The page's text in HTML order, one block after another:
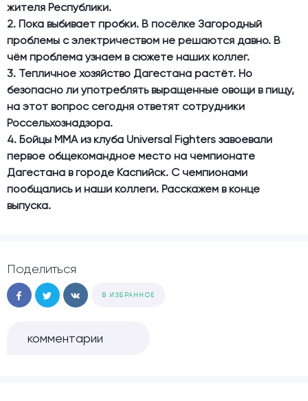
жителя Республики.
2. Пока выбивает пробки. В посёлке Загородный
проблемы с электричеством не решаются давно. В
чём проблема узнаем в сюжете наших коллег.
3. Тепличное хозяйство Дагестана растёт. Но
безопасно ли употреблять выращенные овощи в пищу,
на этот вопрос сегодня ответят сотрудники
Россельхознадзора.
4. Бойцы ММА из клуба Universal Fighters завоевали
первое общекомандное место на чемпионате
Дагестана в городе Каспийск. С чемпионами
пообщались и наши коллеги. Расскажем в конце
выпуска.
Поделиться
В ИЗБРАННОЕ
комментарии